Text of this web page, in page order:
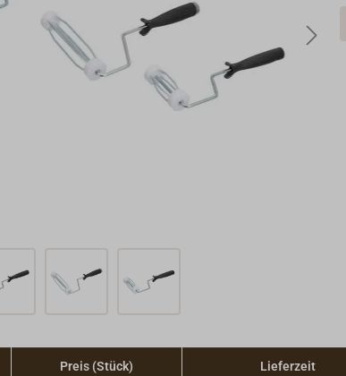
Preis (Stück) Lieferzeit